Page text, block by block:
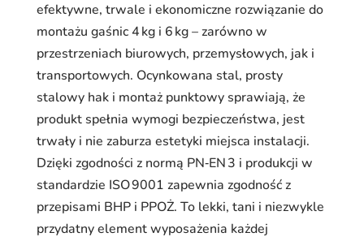
efektywne, trwale i ekonomiczne rozwiązanie do
montażu gaśnic 4 kg i 6 kg – zarówno w
przestrzeniach biurowych, przemysłowych, jak i
transportowych. Ocynkowana stal, prosty
stalowy hak i montaż punktowy sprawiają, że
produkt spełnia wymogi bezpieczeństwa, jest
trwały i nie zaburza estetyki miejsca instalacji.
Dzięki zgodności z normą PN‑EN 3 i produkcji w
standardzie ISO 9001 zapewnia zgodność z
przepisami BHP i PPOŻ. To lekki, tani i niezwykle
przydatny element wyposażenia każdej